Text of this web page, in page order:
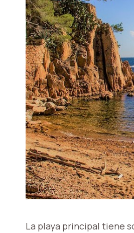
La playa principal tiene